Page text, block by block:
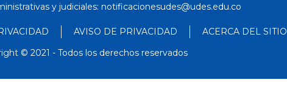
y judiciales:
AVISO DE PRIVACIDAD
ACERCA DEL SITIO
© 2021 - Todos los derechos reservados